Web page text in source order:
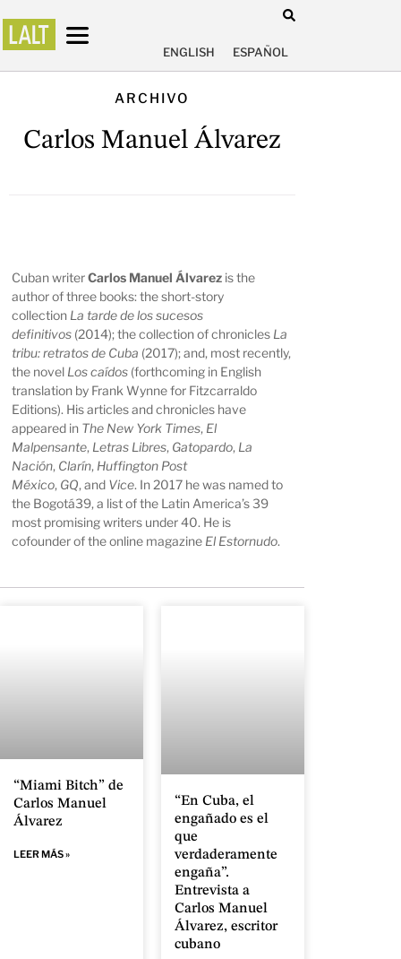
ENGLISH ESPAÑOL
ARCHIVO
Carlos Manuel Álvarez
Cuban writerCarlos Manuel Álvarez is the
author of three books: the short-story
collection La tarde de los sucesos
definitivos (2014);the collection of chronicles La
tribu: retratos de Cuba (2017);and, most recently,
the novel Los caídos (forthcoming in English
translation by Frank Wynne for Fitzcarraldo
Editions). His articles and chronicles have
appeared in The New York Times, El
Malpensante, Letras Libres, Gatopardo, La
Nación, Clarín, Huffington Post
México, GQ, and Vice. In 2017 he was named to
the Bogotá39, a list of the Latin America’s 39
most promising writers under 40. He is
cofounder of the online magazine El Estornudo.
“Miami Bitch” de
Carlos Manuel
Álvarez
LEER MÁS »
“En Cuba, el
engañado es el
que
verdaderamente
engaña”.
Entrevista a
Carlos Manuel
Álvarez, escritor
cubano